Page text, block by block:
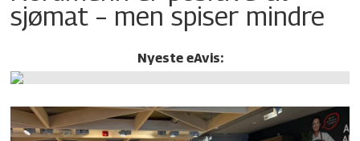
sjømat – men spiser mindre
Nyeste eAvis: